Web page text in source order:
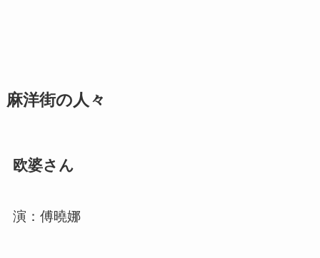
麻洋街の人々
欧婆さん
演：傅曉娜